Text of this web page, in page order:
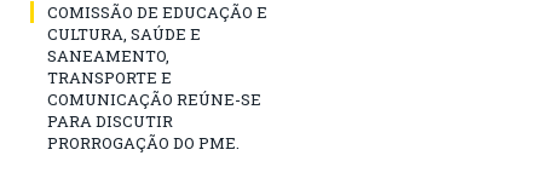
COMISSÃO DE EDUCAÇÃO E
CULTURA, SAÚDE E
SANEAMENTO,
TRANSPORTE E
COMUNICAÇÃO REÚNE-SE
PARA DISCUTIR
PRORROGAÇÃO DO PME.